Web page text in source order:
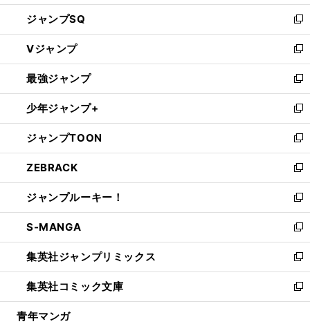
し
い
ウ
ィ
ン
ド
ウ
で
開
く
ジャンプSQ
新
し
い
ウ
ィ
ン
ド
ウ
で
開
く
Vジャンプ
新
し
い
ウ
ィ
ン
ド
ウ
で
開
く
最強ジャンプ
新
し
い
ウ
ィ
ン
ド
ウ
で
開
く
少年ジャンプ+
新
し
い
ウ
ィ
ン
ド
ウ
で
開
く
ジャンプTOON
新
し
い
ウ
ィ
ン
ド
ウ
で
開
く
ZEBRACK
新
し
い
ウ
ィ
ン
ド
ウ
で
開
ジャンプルーキー！
新
し
い
ウ
ィ
ン
ド
ウ
S-MANGA
新
し
い
ウ
ィ
ン
集英社ジャンプリミックス
新
し
い
ウ
集英社コミック文庫
新
し
青年マンガ